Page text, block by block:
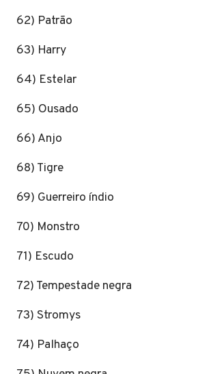
62) Patrão
63) Harry
64) Estelar
65) Ousado
66) Anjo
68) Tigre
69) Guerreiro índio
70) Monstro
71) Escudo
72) Tempestade negra
73) Stromys
74) Palhaço